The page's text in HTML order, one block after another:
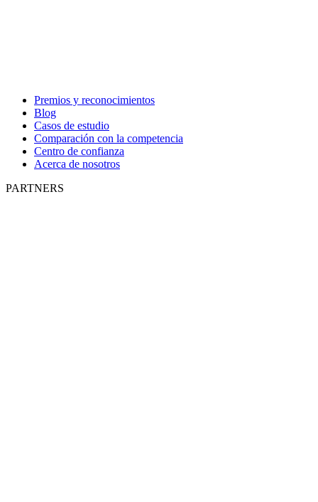
Premios y reconocimientos
Blog
Casos de estudio
Comparación con la competencia
Centro de confianza
Acerca de nosotros
PARTNERS